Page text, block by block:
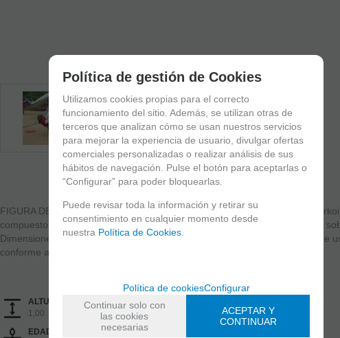
FIGURA DE JUEGO OSCILANTE ref FHS.9048403000 de LURKOI
compuesto por una figura con forma de peón de ajedrez con tres asideros
Dimensiones área de seguridad: D 3,55 m Altura de caída: 1,00 m. Edad de
conforme a EN1176.
ALTURA LIBRE DE CAÍDA (M)
1,00
EDAD DE USO - RECOMENDADO (AÑOS)
Política de gestión de Cookies
Utilizamos cookies propias para el correcto
funcionamiento del sitio. Además, se utilizan otras de
terceros que analizan cómo se usan nuestros servicios
para mejorar la experiencia de usuario, divulgar ofertas
comerciales personalizadas o realizar análisis de sus
hábitos de navegación. Pulse el botón para aceptarlas o
“Configurar” para poder bloquearlas.
Puede revisar toda la información y retirar su
consentimiento en cualquier momento desde
nuestra Política de Cookies
Política de cookiesConfigurar
Continuar solo con
las cookies
necesarias
ACEPTAR Y
CONTINUAR